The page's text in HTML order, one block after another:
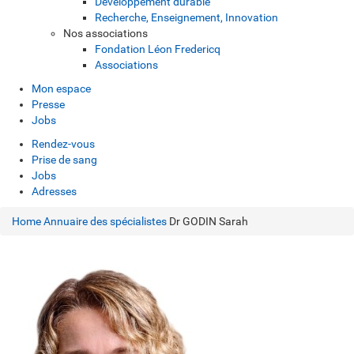
Recherche, Enseignement, Innovation
Nos associations
Fondation Léon Fredericq
Associations
Mon espace
Presse
Jobs
Rendez-vous
Prise de sang
Jobs
Adresses
HomeAnnuaire des spécialistes Dr GODIN Sarah